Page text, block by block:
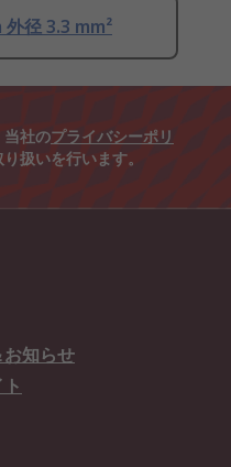
径 3.3 mm²
当社のプライバシーポリ
扱いを行います。
知らせ